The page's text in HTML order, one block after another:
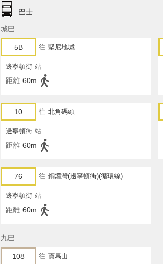
巴士
城巴
5B 往 堅尼地城
邊寧頓街 站
距離 60m
10 往 北角碼頭
邊寧頓街 站
距離 60m
76 往 銅鑼灣(邊寧頓街)(循環線)
邊寧頓街 站
距離 60m
九巴
108 往 寶馬山